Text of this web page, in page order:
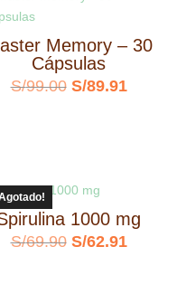
Memory – 30
Cápsulas
S/99.00 El
S/99.00.
S/89.91El
1000 mg
S/69.90 El
S/62.91El